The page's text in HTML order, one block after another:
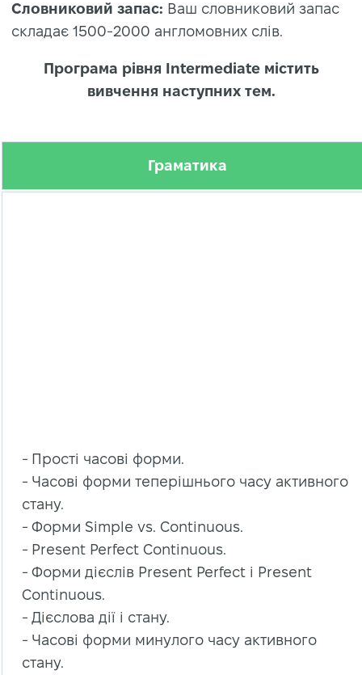
Словниковий запас: Ваш словниковий запас
складає 1500-2000 англомовних слів.
Програма рівня Intermediate містить
вивчення наступних тем.
Граматика
- Прості часові форми.
- Часові форми теперішнього часу активного
стану.
- Форми Simple vs. Continuous.
- Present Perfect Continuous.
- Форми дієслів Present Perfect і Present
Continuous.
- Дієслова дії і стану.
- Часові форми минулого часу активного
стану.